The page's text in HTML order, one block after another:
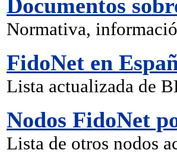
Documentos
Normativa,
FidoNet en
Lista actualizada de
Nodos FidoNet
Lista de otros nodos